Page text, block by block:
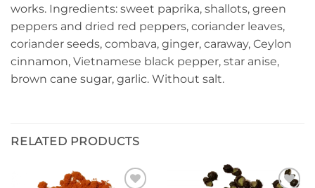
works. Ingredients: sweet paprika, shallots, green
peppers and dried red peppers, coriander leaves,
coriander seeds, combava, ginger, caraway, Ceylon
cinnamon, Vietnamese black pepper, star anise,
brown cane sugar, garlic. Without salt.
RELATED PRODUCTS